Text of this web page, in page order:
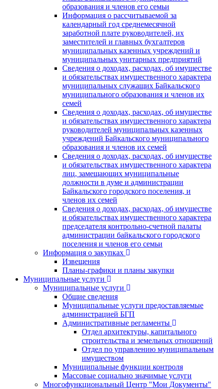
образования и членов его семьи
Информация о рассчитываемой за
календарный год среднемесячной
заработной плате руководителей, их
заместителей и главных бухгалтеров
муниципальных казенных учреждений и
муниципальных унитарных предприятий
Сведения о доходах, расходах, об имуществе
и обязательствах имущественного характера
муниципальных служащих Байкальского
муниципального образования и членов их
семей
Сведения о доходах, расходах, об имуществе
и обязательствах имущественного характера
руководителей муниципальных казенных
учреждений Байкальского муниципального
образования и членов их семей
Сведения о доходах, расходах, об имуществе
и обязательствах имущественного характера
лиц, замещающих муниципальные
должности в думе и администрации
Байкальского городского поселения, и
членов их семей
Сведения о доходах, расходах, об имуществе
и обязательствах имущественного характера
председателя контрольно-счетной палаты
администрации байкальского городского
поселения и членов его семьи
Информация о закупках
Извещения
Планы-графики и планы закупки
Муниципальные услуги
Муниципальные услуги
Общие сведения
Муниципальные услуги предоставляемые
администрацией БГП
Административные регламенты
Отдел архитектуры, капитального
строительства и земельных отношений
Отдел по управлению муниципальным
имуществом
Муниципальные функции контроля
Массовые социально значимые услуги
Многофункциональный Центр "Мои Документы"